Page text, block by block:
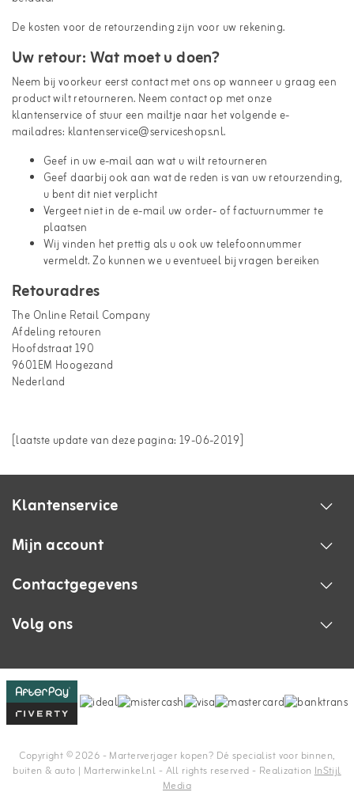
De kosten voor de retourzending zijn voor uw rekening.
Uw retour: Wat moet u doen?
Neem bij voorkeur eerst contact met ons op wanneer u graag een
product wilt retourneren. Neem contact op met onze
klantenservice of stuur een mailtje naar het volgende e-
mailadres: klantenservice@serviceshops.nl.
Geef in uw e-mail aan wat u wilt retourneren
Geef daarbij ook aan wat de reden is van uw retourzending,
u bent dit niet verplicht
Vergeet niet in de e-mail uw order- of factuurnummer te
plaatsen
Wij vinden het prettig als u ook uw telefoonnummer
vermeldt. Zo kunnen we u eventueel bij vragen bereiken
Retouradres
The Online Retail Company
Afdeling retouren
Hoofdstraat 190
9601EM Hoogezand
Nederland
[laatste update van deze pagina: 19-06-2019]
Klantenservice
Mijn account
Contactgegevens
Volg ons
Copyright © 2026 - Marterverjager kopen? Dé specialist voor binnen,
buiten & auto | Marterwinkel.nl - All rights reserved - Realization InStijl
Media